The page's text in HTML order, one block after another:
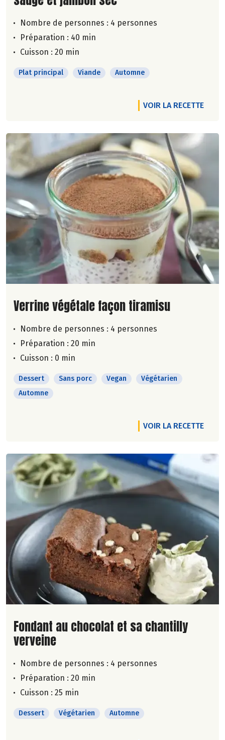
Nombre de personnes : 4 personnes
Préparation : 40 min
Cuisson : 20 min
Plat principal Viande Automne
VOIR LA RECETTE
Lire la suite de la recette
Verrine végétale façon tiramisu
Nombre de personnes : 4 personnes
Préparation : 20 min
Cuisson : 0 min
Dessert Sans porc Vegan
Végétarien
Automne
VOIR LA RECETTE
Lire la suite de la recette
Fondant au chocolat et sa chantilly
verveine
Nombre de personnes : 4 personnes
Préparation : 20 min
Cuisson : 25 min
Dessert Végétarien Automne